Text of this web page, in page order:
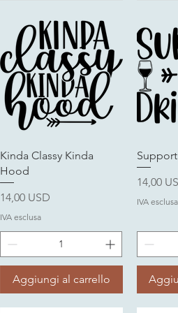
Vista rapida
Kinda Classy Kinda
Hood
Prezzo
14,00 USD
IVA esclusa
Aggiungi al carrello
Prezzo
14,00
IVA esclusa